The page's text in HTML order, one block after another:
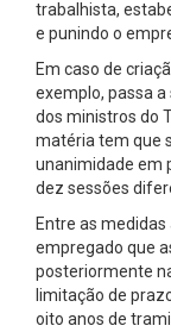
trabalhista,
e punindo o
Em caso de
exemplo, passa
dos ministros do
matéria tem que
unanimidade em
dez sessões
Entre as
empregado que
posteriormente
limitação de
oito anos de